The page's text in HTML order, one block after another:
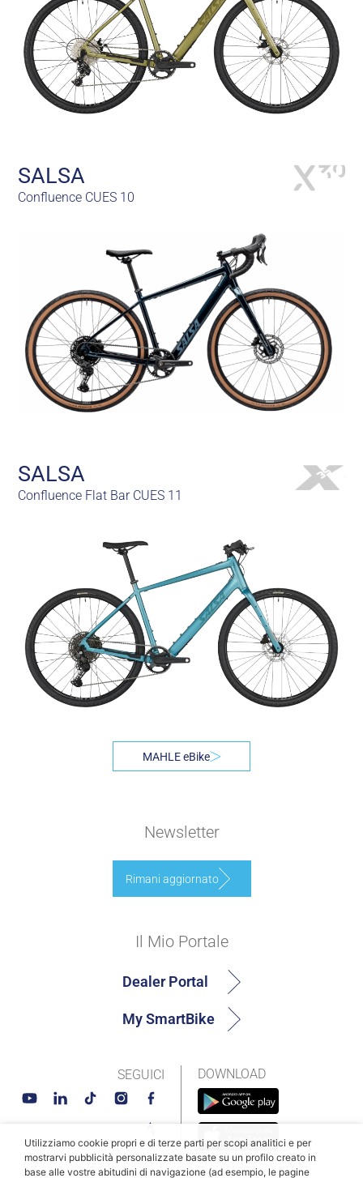
SALSA
Confluence CUES 10
SALSA
Confluence Flat Bar CUES 11
MAHLE eBike
Newsletter
Rimani aggiornato
DOWNLOAD
Il Mio Portale
Dealer Portal
My SmartBike
SEGUICI
Utilizziamo cookie propri e di terze parti per scopi analitici e per
mostrarvi pubblicità personalizzate basate su un profilo creato in
base alle vostre abitudini di navigazione (ad esempio, le pagine